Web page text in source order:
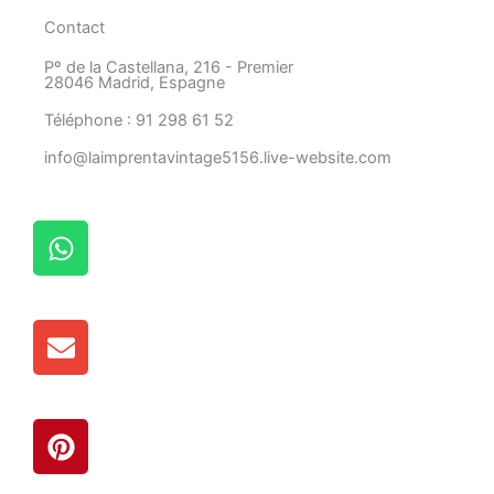
Contact
Pº de la Castellana, 216 - Premier
28046 Madrid, Espagne
Téléphone : 91 298 61 52
info@laimprentavintage5156.live-website.com
P
i
E
n
e
l
o
W
h
t
s
A
p